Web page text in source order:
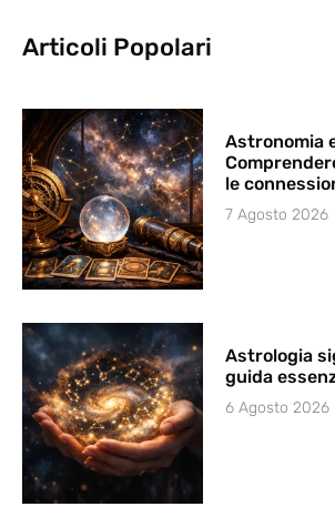
Articoli Popolari
Astronomia
le
7 Agosto 2026
Astrologia
guida
6 Agosto 2026